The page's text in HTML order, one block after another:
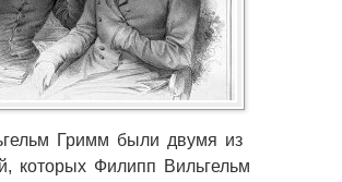
Гримм были двумя из
которых Филипп Вильгельм